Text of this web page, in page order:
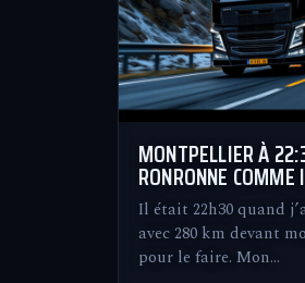
MONTPELLIER À
RONRONNE COMME
Il était 22h30 quand
avec 280 km devant
pour le faire. Mon…